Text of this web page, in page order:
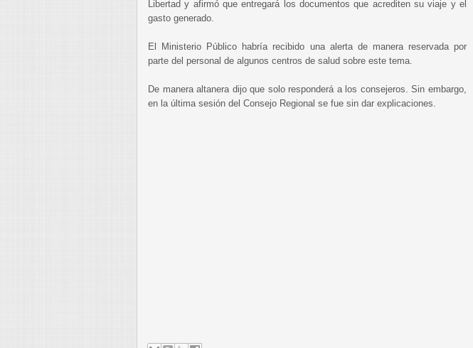
Libertad y afirmó que entregará los documentos que acrediten su viaje y el
gasto generado.
El Ministerio Público habría recibido una alerta de manera reservada por
parte del personal de algunos centros de salud sobre este tema.
De manera altanera dijo que solo responderá a los consejeros. Sin embargo,
en la última sesión del Consejo Regional se fue sin dar explicaciones.